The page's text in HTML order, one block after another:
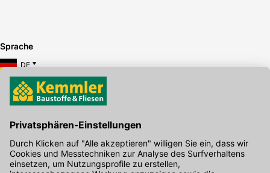
Sprache
DE
Hier gibt's die kostenlose App